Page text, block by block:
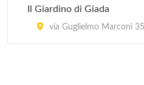
Il Giardino di Giada
via Guglielmo Marconi